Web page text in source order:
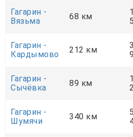
Гагарин -
Вязьма
68 км
Гагарин -
Кардымово
212 км
Гагарин -
Сычёвка
89 км
Гагарин -
Шумячи
340 км